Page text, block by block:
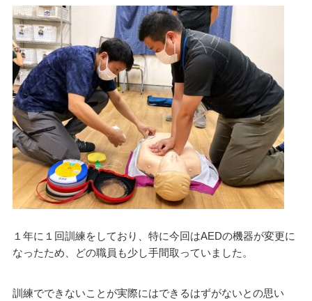
１年に１回訓練をしており、特に今回はAEDの機器が変更に
なったため、どの職員も少し手間取っていました。
訓練でできないことが実際にはできるはずがないとの思い